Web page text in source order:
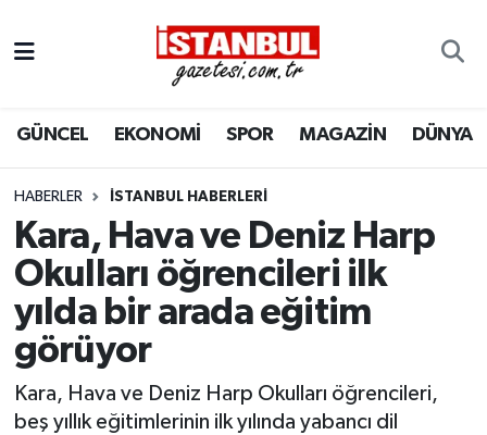
GÜNCEL EKONOMİ SPOR MAGAZİN DÜNYA
HABERLER İSTANBUL HABERLERI
Kara, Hava ve Deniz Harp
Okulları öğrencileri ilk
yılda bir arada eğitim
görüyor
Kara, Hava ve Deniz Harp Okulları öğrencileri,
beş yıllık eğitimlerinin ilk yılında yabancı dil
EKONOMİ
İSTANBUL
DÜNYA
SPOR
MAGAZİN
KÜLTÜR SANAT
Nöbetçi Eczaneler
Hava Durumu
Trafik Durumu
Süper Lig Puan Durumu ve Fikstür
Tüm Manşetler
Son Dakika Haberleri
Haber Arşivi